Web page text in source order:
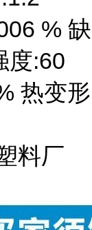
% 缺
度:60
热变形
料厂